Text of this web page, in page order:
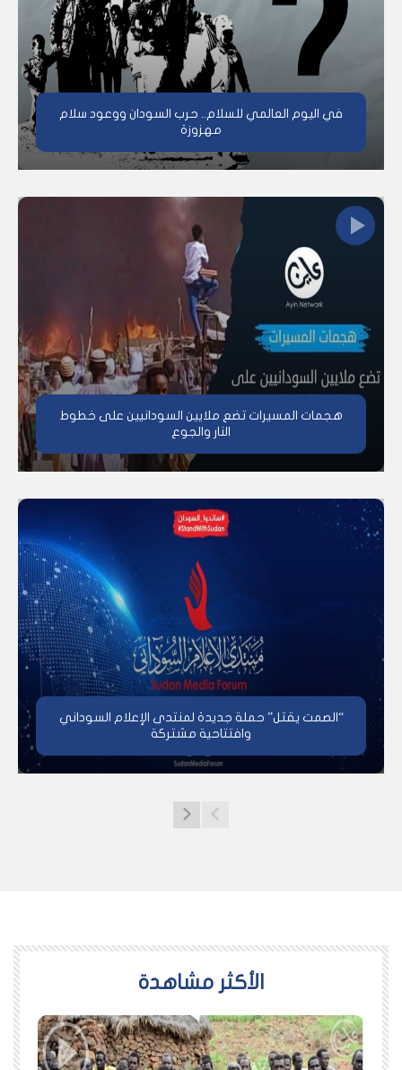
في اليوم العالمي للسلام.. حرب السودان ووعود سلام
مهزوزة
هجمات المسيرات تضع ملايين السودانيين على خطوط
النار والجوع
“الصمت يقتل” حملة جديدة لمنتدى الإعلام السوداني
وافتتاحية مشتركة
اﻷكثر مشاهدة